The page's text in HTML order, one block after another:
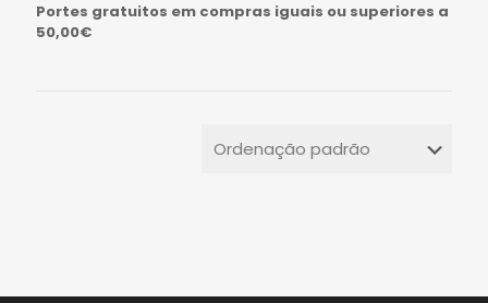
Portes gratuitos em compras iguais ou superiores a
50,00€